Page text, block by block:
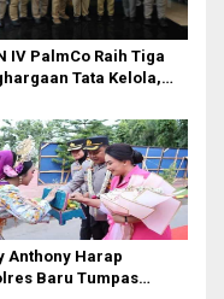
IV PalmCo Raih Tiga
Tata Kelola,
Anthony Harap
Baru Tumpas